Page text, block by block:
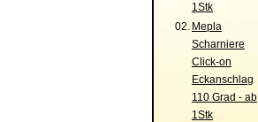
1Stk
02. Mepla
Scharniere
Click-on
Eckanschlag
110 Grad - ab
1Stk